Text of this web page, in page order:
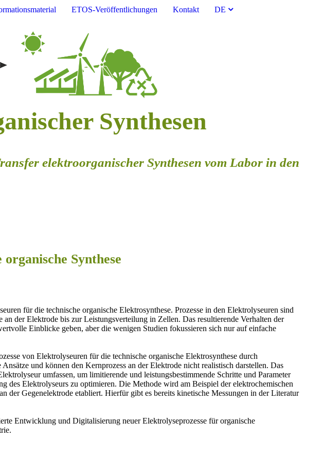
ETOS-Veröffentlichungen Kontakt DE
r Synthesen
elektroorganischer Synthesen vom Labor in den
technische organische Synthese
für die technische organische Elektrosynthese. Prozesse in den Elektrolyseuren sind
der Elektrode bis zur Leistungsverteilung in Zellen. Das resultierende Verhalten der
Einblicke geben, aber die wenigen Studien fokussieren sich nur auf einfache
von Elektrolyseuren für die technische organische Elektrosynthese durch
und können den Kernprozess an der Elektrode nicht realistisch darstellen. Das
umfassen, um limitierende und leistungsbestimmende Schritte und Parameter
Elektrolyseurs zu optimieren. Die Methode wird am Beispiel der elektrochemischen
der Gegenelektrode etabliert. Hierfür gibt es bereits kinetische Messungen in der Literatur
Entwicklung und Digitalisierung neuer Elektrolyseprozesse für organische